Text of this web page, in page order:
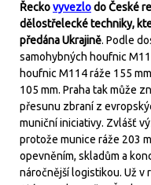
Řeckovyvezlodo České
dělostřelecké techniky,
předána Ukrajině. Podle
samohybných houfnic
houfnic M114 ráže 155
105 mm. Praha tak může
přesunu zbraní z
muniční iniciativy. Zvlášť
protože munice ráže 203
opevněním, skladům a
náročnější logistikou. Už v